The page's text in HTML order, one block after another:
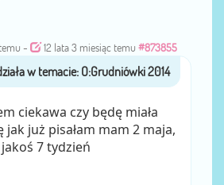
- 12 lata 3 miesiąc temu #873855
przezolusssia7
ciekawa czy będę miała
jak już pisałam mam 2 maja,
7 tydzień